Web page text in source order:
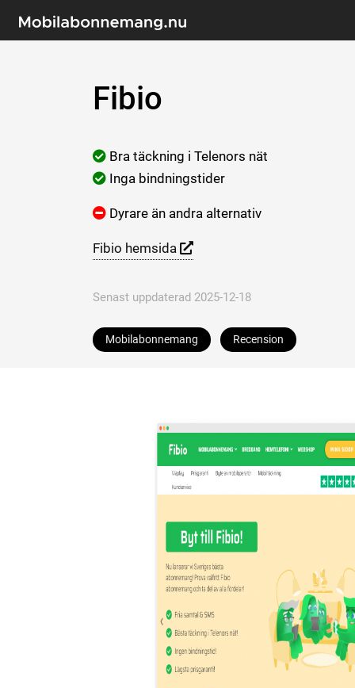
Fibio
Bra täckning i Telenors nät
Inga bindningstider
Dyrare än andra alternativ
Fibio hemsida
Senast uppdaterad 2025-12-18
Mobilabonnemang Recension